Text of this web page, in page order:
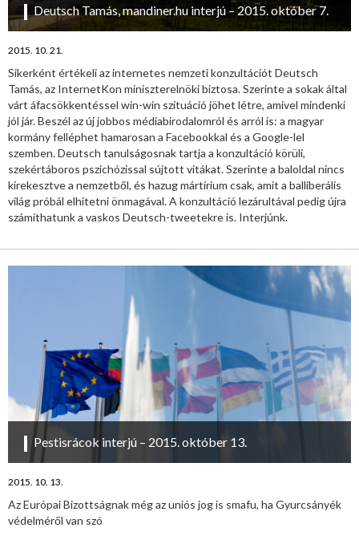
Deutsch Tamás, mandiner.hu interjú – 2015. október 7.
2015. 10. 21.
Sikerként értékeli az internetes nemzeti konzultációt Deutsch
Tamás, az InternetKon miniszterelnöki biztosa. Szerinte a sokak által
várt áfacsökkentéssel win-win szituáció jöhet létre, amivel mindenki
jól jár. Beszél az új jobbos médiabirodalomról és arról is: a magyar
kormány felléphet hamarosan a Facebookkal és a Google-lel
szemben. Deutsch tanulságosnak tartja a konzultáció körüli,
szekértáboros pszichózissal sújtott vitákat. Szerinte a baloldal nincs
kirekesztve a nemzetből, és hazug mártírium csak, amit a balliberális
világ próbál elhitetni önmagával. A konzultáció lezárultával pedig újra
számíthatunk a vaskos Deutsch-tweetekre is. Interjúnk.
Pestisrácok interjú – 2015. október 13.
2015. 10. 13.
Az Európai Bizottságnak még az uniós jog is smafu, ha Gyurcsányék
védelméről van szó